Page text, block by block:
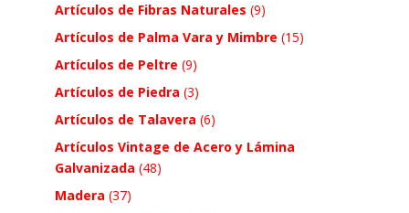
Artículos de Fibras Naturales (9)
Artículos de Palma Vara y Mimbre (15)
Artículos de Peltre (9)
Artículos de Piedra (3)
Artículos de Talavera (6)
Artículos Vintage de Acero y Lámina
Galvanizada (48)
Madera (37)